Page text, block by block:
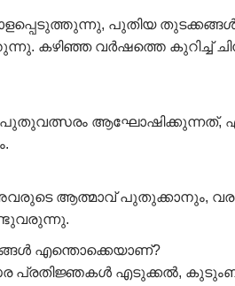
പുതിയ
വർഷത്തെ കുറിച്ച്
പുതുവത്സരം ആഘോഷിക്കുന്നത്,
ആത്മാവ് പുതുക്കാനും,
എന്തൊക്കെയാണ്?
പ്രതിജ്ഞകൾ എടുക്കൽ,